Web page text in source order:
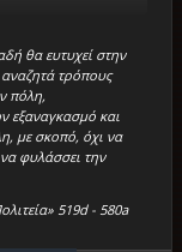
θα ευτυχεί στην
τρόπους
πόλη,
εξαναγκασμό και
με σκοπό, όχι να
φυλάσσει την
519d - 580a